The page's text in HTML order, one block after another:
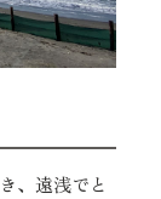
、遠浅でと